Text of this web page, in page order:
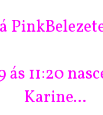
ás 11:20
Karine...